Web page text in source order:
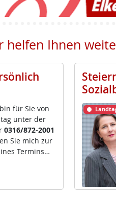
helfen Ihnen
für Sie von
un­ter der
0316/872-2001
Sie mich zur
Ter­mins…